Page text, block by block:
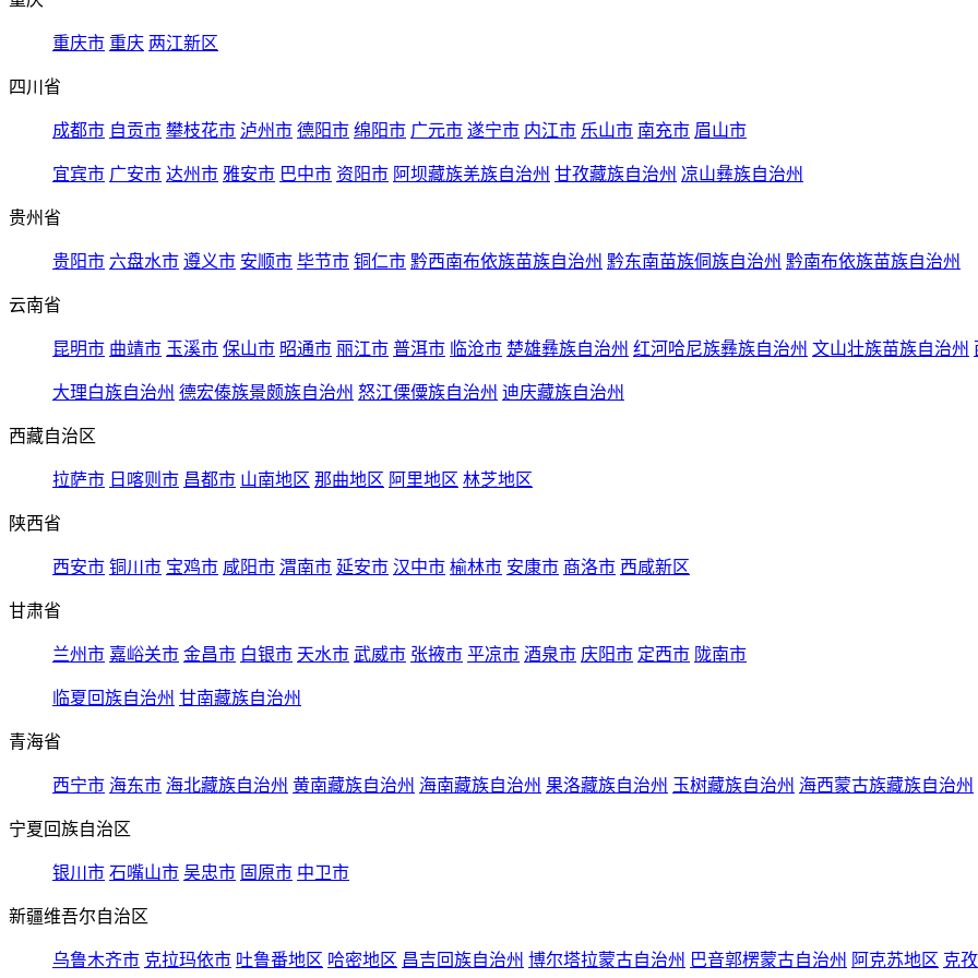
重庆市 重庆 两江新区
四川省
成都市 自贡市 攀枝花市 泸州市 德阳市 绵阳市 广元市 遂宁市 内江市 乐山市 南充市 眉山市
宜宾市 广安市 达州市 雅安市 巴中市 资阳市 阿坝藏族羌族自治州 甘孜藏族自治州 凉山彝族自治州
贵州省
贵阳市 六盘水市 遵义市 安顺市 毕节市 铜仁市 黔西南布依族苗族自治州 黔东南苗族侗族自治州 黔南布依族苗族自治州
云南省
昆明市 曲靖市 玉溪市 保山市 昭通市 丽江市 普洱市 临沧市 楚雄彝族自治州 红河哈尼族彝族自治州 文山壮族苗族自治州
大理白族自治州 德宏傣族景颇族自治州 怒江傈僳族自治州 迪庆藏族自治州
西藏自治区
拉萨市 日喀则市 昌都市 山南地区 那曲地区 阿里地区 林芝地区
陕西省
西安市 铜川市 宝鸡市 咸阳市 渭南市 延安市 汉中市 榆林市 安康市 商洛市 西咸新区
甘肃省
兰州市 嘉峪关市 金昌市 白银市 天水市 武威市 张掖市 平凉市 酒泉市 庆阳市 定西市 陇南市
临夏回族自治州 甘南藏族自治州
青海省
西宁市 海东市 海北藏族自治州 黄南藏族自治州 海南藏族自治州 果洛藏族自治州 玉树藏族自治州 海西蒙古族藏族自治州
宁夏回族自治区
银川市 石嘴山市 吴忠市 固原市 中卫市
新疆维吾尔自治区
乌鲁木齐市 克拉玛依市 吐鲁番地区 哈密地区 昌吉回族自治州 博尔塔拉蒙古自治州 巴音郭楞蒙古自治州 阿克苏地区 克